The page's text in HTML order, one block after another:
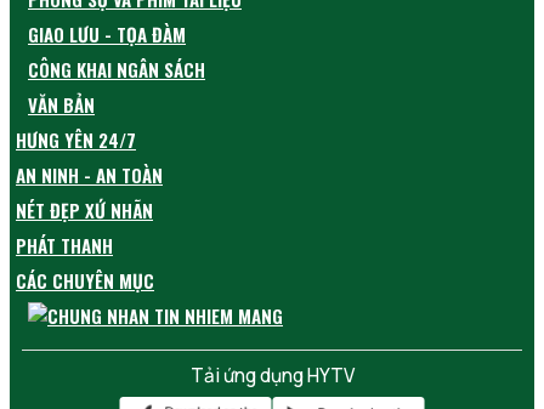
GIAO LƯU - TỌA ĐÀM
CÔNG KHAI NGÂN SÁCH
VĂN BẢN
HƯNG YÊN 24/7
AN NINH - AN TOÀN
NÉT ĐẸP XỨ NHÃN
PHÁT THANH
CÁC CHUYÊN MỤC
Tải ứng dụng HYTV